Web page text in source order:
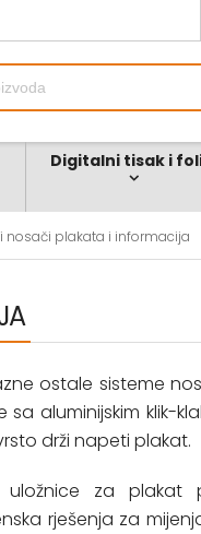
Digitalni tisak i
nosači plakata i informacija
ostale sisteme
sa aluminijskim klik-
drži napeti plakat.
uložnice za
rješenja za